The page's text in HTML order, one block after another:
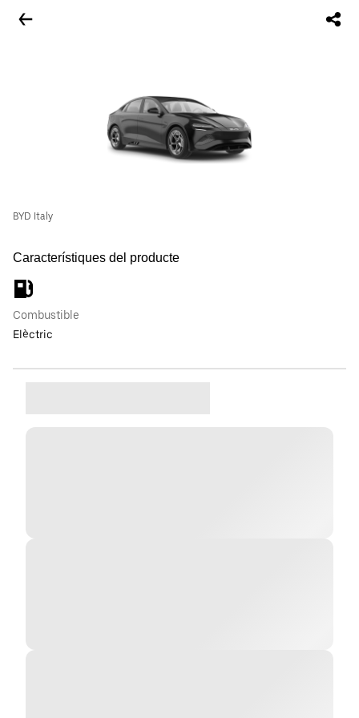
BYD Italy
Característiques del producte
Combustible
Elèctric